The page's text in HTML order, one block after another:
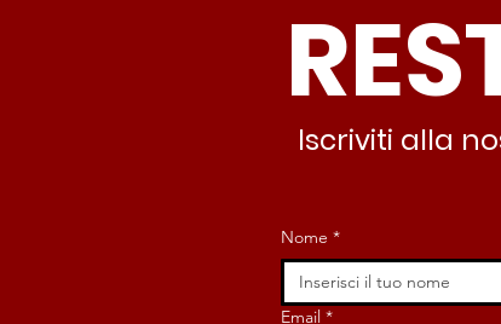
nessuno interviene”
Iscriviti alla
Nome *
Email *